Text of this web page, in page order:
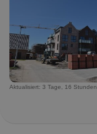
Aktualisiert: 3 Tage, 16 Stunden